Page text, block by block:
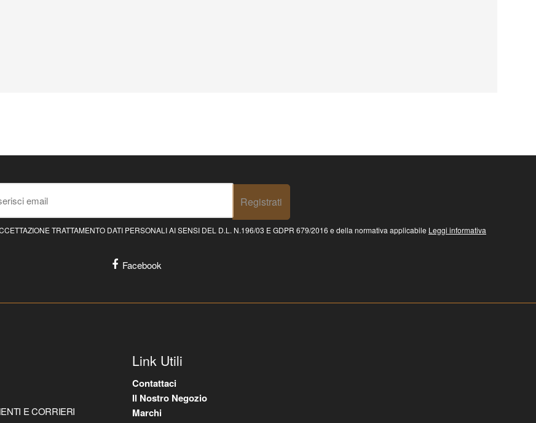
Registrati
TRATTAMENTO DATI PERSONALI AI SENSI DEL D.L. N.196/03 E GDPR 679/2016 e della normativa applicabile Leggi informativa
Facebook
E CORRIERI
Link Utili
Contattaci
Il Nostro Negozio
Marchi